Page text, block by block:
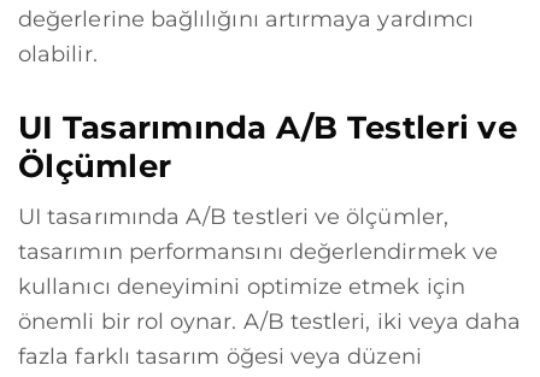
değerlerine bağlılığını artırmaya yardımcı
olabilir.
UI Tasarımında A/B Testleri ve
Ölçümler
UI tasarımında A/B testleri ve ölçümler,
tasarımın performansını değerlendirmek ve
kullanıcı deneyimini optimize etmek için
önemli bir rol oynar. A/B testleri, iki veya daha
fazla farklı tasarım öğesi veya düzeni